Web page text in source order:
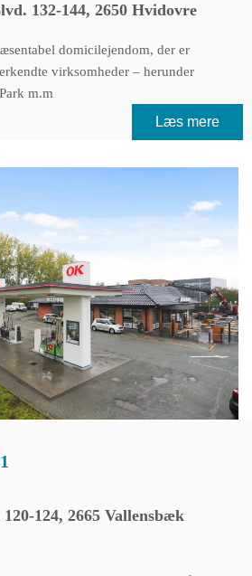
132-144, 2650 Hvidovre
domicilejendom, der er
virksomheder – herunder
m.m
Læs mere
124, 2665 Vallensbæk